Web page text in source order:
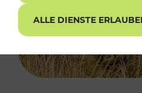
ALLE DIENSTE